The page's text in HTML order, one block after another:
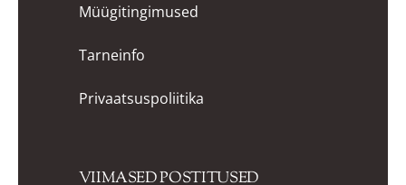
Müügitingimused
Tarneinfo
Privaatsuspoliitika
VIIMASED POSTITUSED